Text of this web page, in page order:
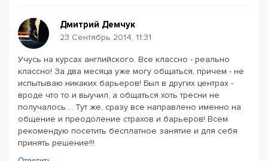
Дмитрий Демчук
23 Сентябрь 2014, 11:31
Учусь на курсах английского. Все классно - реально
классно! За два месяца уже могу общаться, причем - не
испытываю никаких барьеров! Был в других центрах -
вроде что то и выучил, а общаться хоть тресни не
получалось.... Тут же, сразу все направлено именно на
общение и преодоление страхов и барьеров! Всем
рекомендую посетить бесплатное занятие и для себя
принять решение!!!